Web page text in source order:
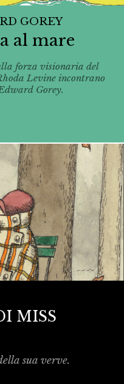
GOREY
al mare
forza visionaria del
Levine incontrano
Gorey.
MISS
sua verve.